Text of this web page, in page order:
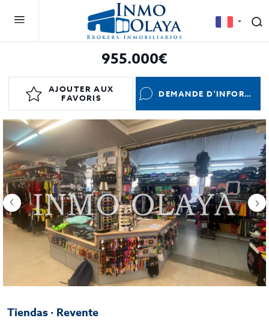
955.000€
AJOUTER AUX
FAVORIS
DEMANDE D'INFORMATIONS
Tiendas · Revente